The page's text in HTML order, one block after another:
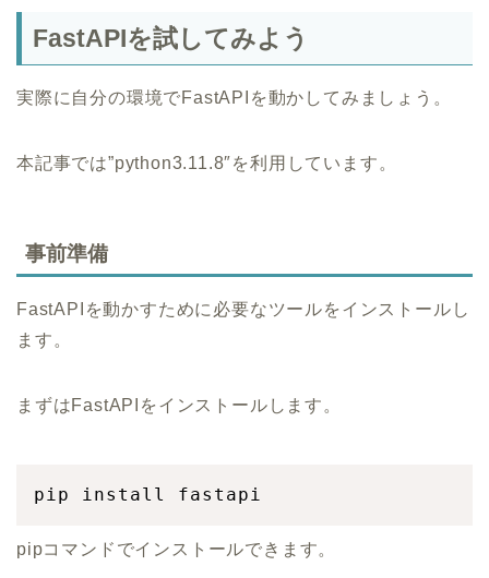
FastAPIを試してみよう
実際に自分の環境でFastAPIを動かしてみましょう。
本記事では”python3.11.8″を利用しています。
事前準備
FastAPIを動かすために必要なツールをインストールし
ます。
まずはFastAPIをインストールします。
pip install fastapi
pipコマンドでインストールできます。